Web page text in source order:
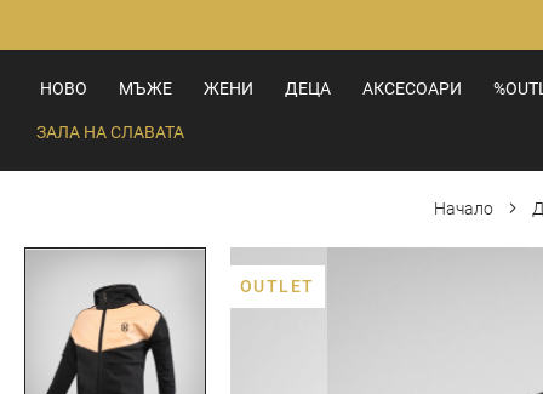
към
съдържанието
НОВО МЪЖЕ ЖЕНИ ДЕЦА АКСЕСОАРИ
ЗАЛА НА СЛАВАТА
Начало
OUTLET
галерията